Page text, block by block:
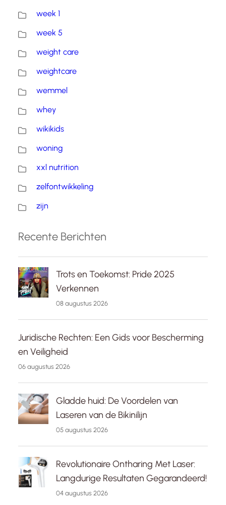
week 1
week 5
weight care
weightcare
wemmel
whey
wikikids
woning
xxl nutrition
zelfontwikkeling
zijn
Recente Berichten
Trots en Toekomst: Pride 2025
Verkennen
08 augustus 2026
Juridische Rechten: Een Gids voor Bescherming
en Veiligheid
06 augustus 2026
Gladde huid: De Voordelen van
Laseren van de Bikinilijn
05 augustus 2026
Revolutionaire Ontharing Met Laser:
Langdurige Resultaten Gegarandeerd!
04 augustus 2026